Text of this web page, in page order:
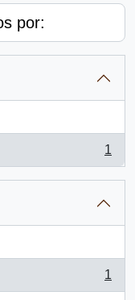
por:
1
1